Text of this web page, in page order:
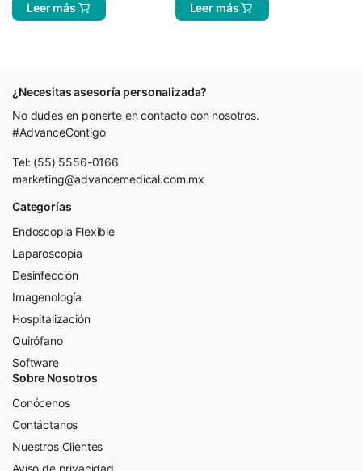
Leer más Leer más
¿Necesitas asesoría personalizada?
No dudes en ponerte en contacto con nosotros.
#AdvanceContigo
Tel: (55) 5556-0166
marketing@advancemedical.com.mx
Categorías
Endoscopia Flexible
Laparoscopia
Desinfección
Imagenología
Hospitalización
Quirófano
Software
Sobre Nosotros
Conócenos
Contáctanos
Nuestros Clientes
Aviso de privacidad